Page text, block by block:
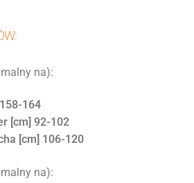
na):
164
[cm] 92-102
[cm] 106-120
na):